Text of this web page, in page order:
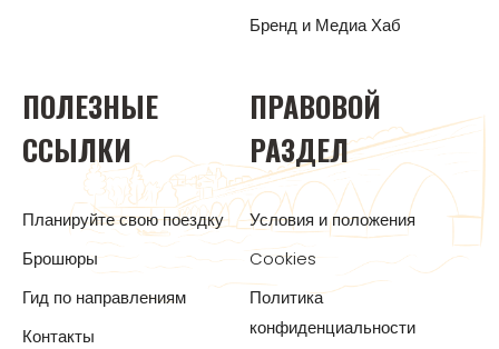
Бренд и Медиа Хаб
ПОЛЕЗНЫЕ
ССЫЛКИ
Планируйте свою поездку
Брошюры
Гид по направлениям
Контакты
ПРАВОВОЙ
РАЗДЕЛ
Условия и положения
Cookies
Политика
конфиденциальности